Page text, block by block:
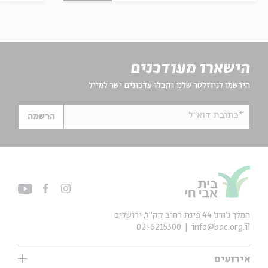
הישארו מעודכנים
הירשמו לניוזלטר שלנו וקבלו עדכונים ישר למייל
*כתובת דוא"ל הרשמה
אירועים
המלך ג'ורג' 44 פינת רחוב קק״ל, ירושלים
info@bac.org.il
02-6215300